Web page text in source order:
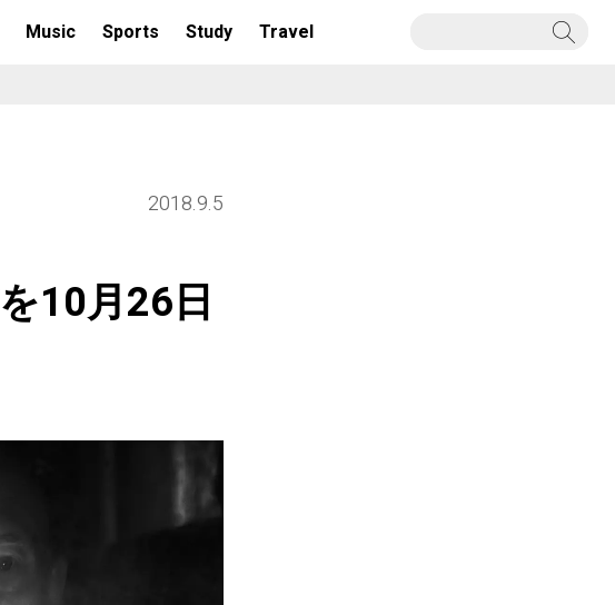
Music Sports Study Travel
2018.9.5
10月26日